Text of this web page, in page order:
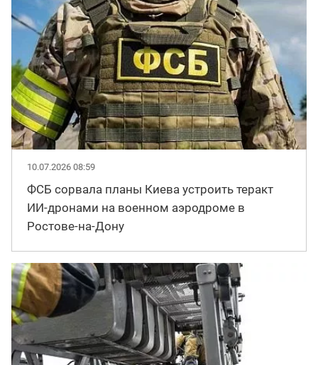
10.07.2026 08:59
ФСБ сорвала планы Киева устроить теракт
ИИ-дронами на военном аэродроме в
Ростове-на-Дону